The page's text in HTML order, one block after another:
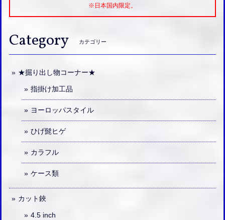
※日本国内限定。
Category カテゴリー
★掘り出し物コーナー★
指掛け加工品
ヨーロッパスタイル
ひげ髭ヒゲ
カラフル
ケース類
カット鋏
4.5 inch